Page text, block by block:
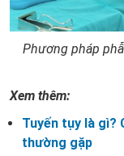
Phương pháp
Xem thêm:
Tuyến tụy là gì?
thường gặp